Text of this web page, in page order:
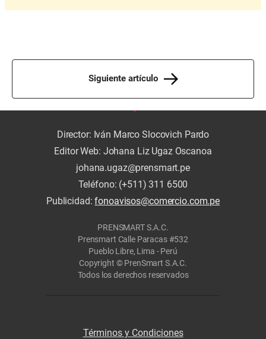
Siguiente artículo
Director: Iván Marco Slocovich Pardo
Editor Web: Johana Liz Ugaz Oscanoa
johana.ugaz@prensmart.pe
Teléfono: (+511) 311 6500
Publicidad:fonoavisos@comercio.com.pe
PRENSMART S.A.C.
Prensmart Calle Paracas #532
Pueblo Libre, Lima - Perú
Copyright © PrenSmart S.A.C.
Todos los derechos reservados
Términos y Condiciones